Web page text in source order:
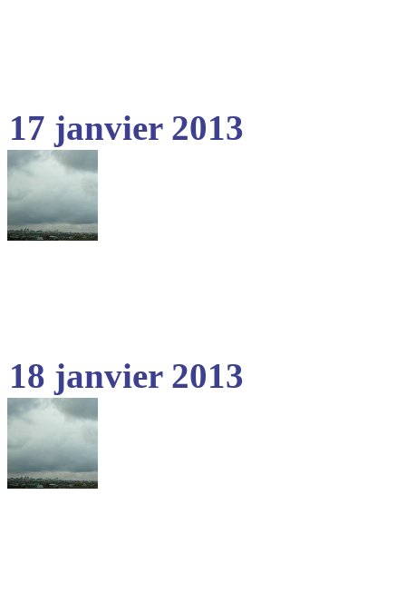
17 janvier 2013
18 janvier 2013